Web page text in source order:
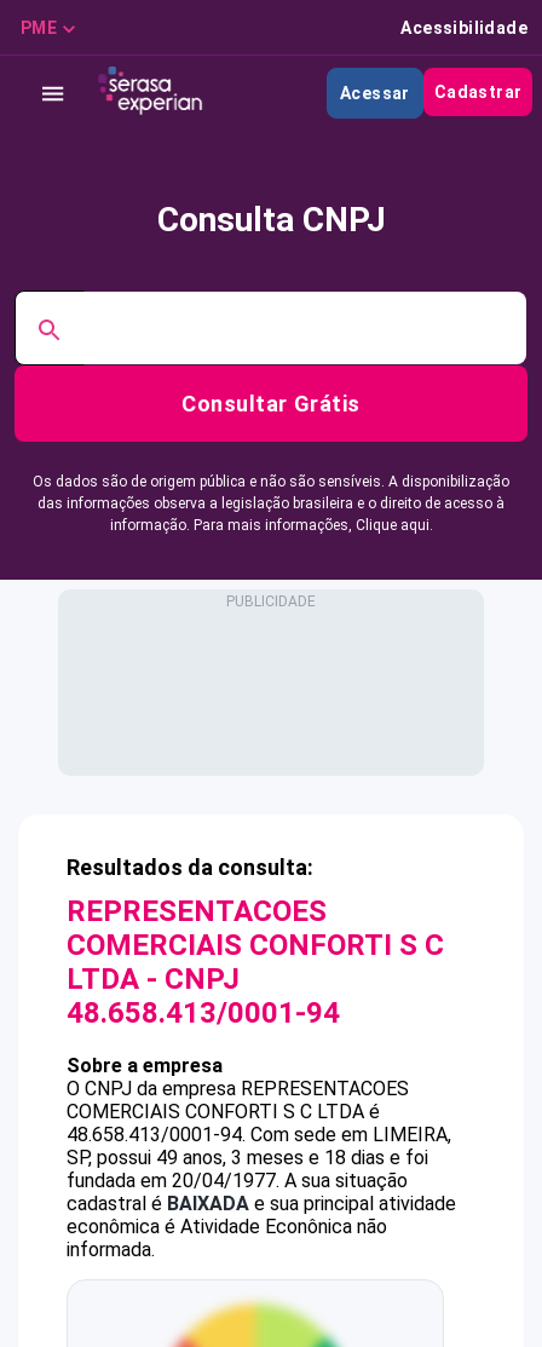
PME Acessibilidade
Acessar Cadastrar
Consulta CNPJ
Consultar Grátis
Os dados são de origem pública e não são sensíveis. A disponibilização
das informações observa a legislação brasileira e o direito de acesso à
informação. Para mais informações, Clique aqui.
Resultados da consulta:
REPRESENTACOES
COMERCIAIS CONFORTI S C
LTDA - CNPJ
48.658.413/0001-94
Sobre a empresa
O CNPJ da empresa REPRESENTACOES
COMERCIAIS CONFORTI S C LTDA é
48.658.413/0001-94. Com sede em LIMEIRA,
SP, possui 49 anos, 3 meses e 18 dias e foi
fundada em 20/04/1977. A sua situação
cadastral é BAIXADA e sua principal atividade
econômica é Atividade Econônica não
informada.